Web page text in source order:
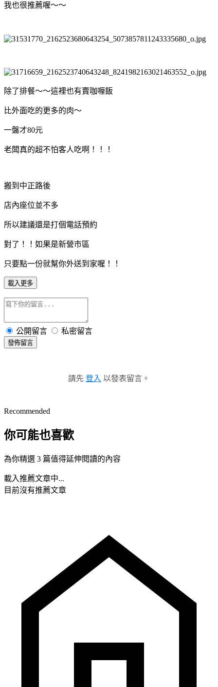
我也很推薦喔～～
除了排餐～～這裡也有賣咖喱飯
比外面吃的更多的肉～
一盤才80元
老闆真的超不怕客人吃啊！！！
搬到中正路後
店內座位並不多
所以建議還是打個電話預約
對了！！如果是新營市區
只要點一份就幫你外送到家喔！！
載入更多
公開留言 私密留言
發佈留言
請先 登入 以發表留言。
Recommended
你可能也喜歡
為你精選 3 篇值得延伸閱讀的內容
載入推薦文章中...
目前沒有推薦文章